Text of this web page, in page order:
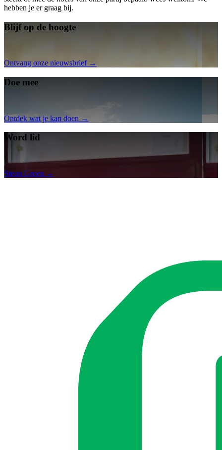
hebben je er graag bij.
Blijf op de hoogte
Ontvang onze nieuwsbrief →
Doe mee
Ontdek wat je kan doen →
Word lid
Steun Groen →